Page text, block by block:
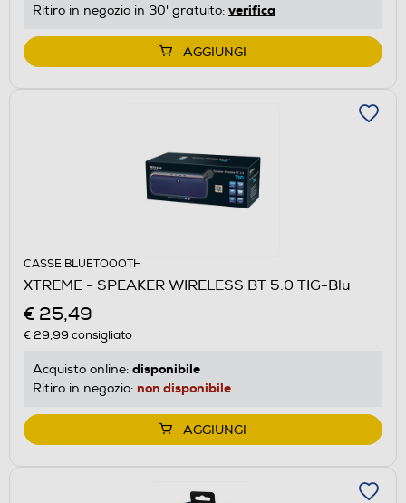
Ritiro in negozio in 30' gratuito: verifica
AGGIUNGI
CASSE BLUETOOOTH
XTREME - SPEAKER WIRELESS BT 5.0 TIG-Blu
€ 25,49
€ 29,99 consigliato
Acquisto online: disponibile
Ritiro in negozio: non disponibile
AGGIUNGI